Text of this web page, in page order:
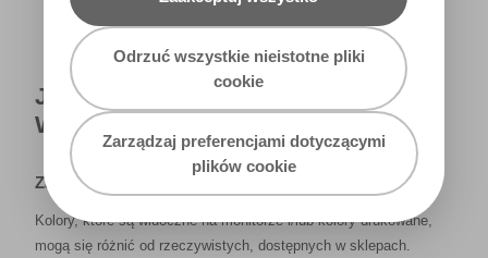
Odrzuć wszystkie nieistotne pliki
cookie
Zarządzaj preferencjami dotyczącymi
plików cookie
JAK NAPRAWDĘ KOLOR BĘDZIE
WYGLĄDAŁ W TWOIM DOMU?
Zastrzeżenie
Kolory, które są widoczne na monitorze i/lub kolory drukowane,
mogą się różnić od rzeczywistych, dostępnych w sklepach.